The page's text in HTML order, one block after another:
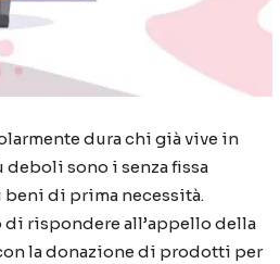
dura chi già vive in
sono i senza fissa
di prima necessità.
di rispondere all’appello della
la donazione di prodotti per